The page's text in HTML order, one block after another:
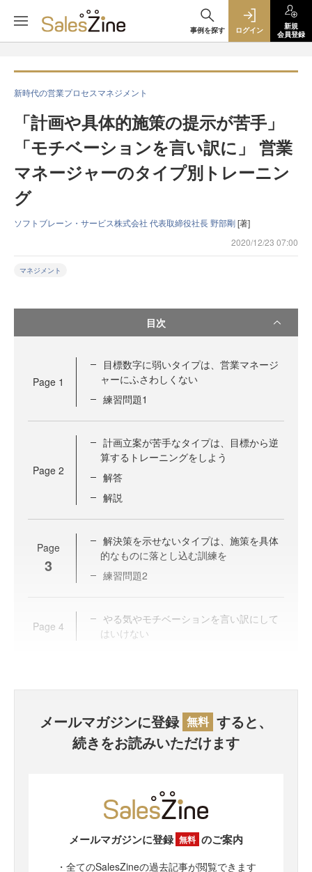
事例を探す ログイン
新規
会員登録
新時代の営業プロセスマネジメント
「計画や具体的施策の提示が苦手」
「モチベーションを言い訳に」 営業
マネージャーのタイプ別トレーニン
グ
ソフトブレーン・サービス株式会社 代表取締役社長 野部剛[著]
2020/12/23 07:00
マネジメント
目次
Page 1
目標数字に弱いタイプは、営業マネージ
ャーにふさわしくない
練習問題1
Page 2
計画立案が苦手なタイプは、目標から逆
算するトレーニングをしよう
解答
解説
Page
3
解決策を示せないタイプは、施策を具体
的なものに落とし込む訓練を
練習問題2
Page 4
やる気やモチベーションを言い訳にして
はいけない
メールマガジンに登録 無料 すると、
続きをお読みいただけます
メールマガジンに登録 無料 のご案内
・全てのSalesZineの過去記事が閲覧できます